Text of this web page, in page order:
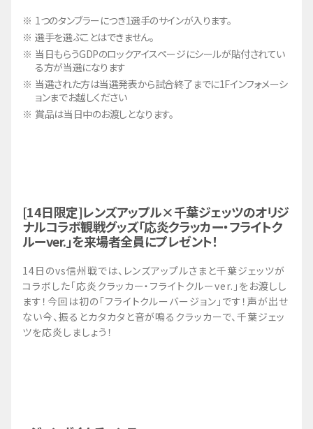
1つのタンブラーにつき1選手のサインが入ります。
選手を選ぶことはできません。
当日もらうGDPのロックアイスページにシールが貼付されてい
る方が当選になります
当選された方は当選発表から試合終了までに1Fインフォメーシ
ョンまでお越しください
賞品は当日中のお渡しとなります。
[14日限定]レンズアップル×千葉ジェッツのオリジ
ナルコラボ観戦グッズ「応炎クラッカー・フライトク
ルーver.」を来場者全員にプレゼント！
14日のvs信州戦では、レンズアップルさまと千葉ジェッツが
コラボした「応炎クラッカー・フライトクルーver.」をお渡しし
ます！今回は初の「フライトクルーバージョン」です！声が出せ
ない今、振るとカタカタと音が鳴るクラッカーで、千葉ジェッ
ツを応炎しましょう！